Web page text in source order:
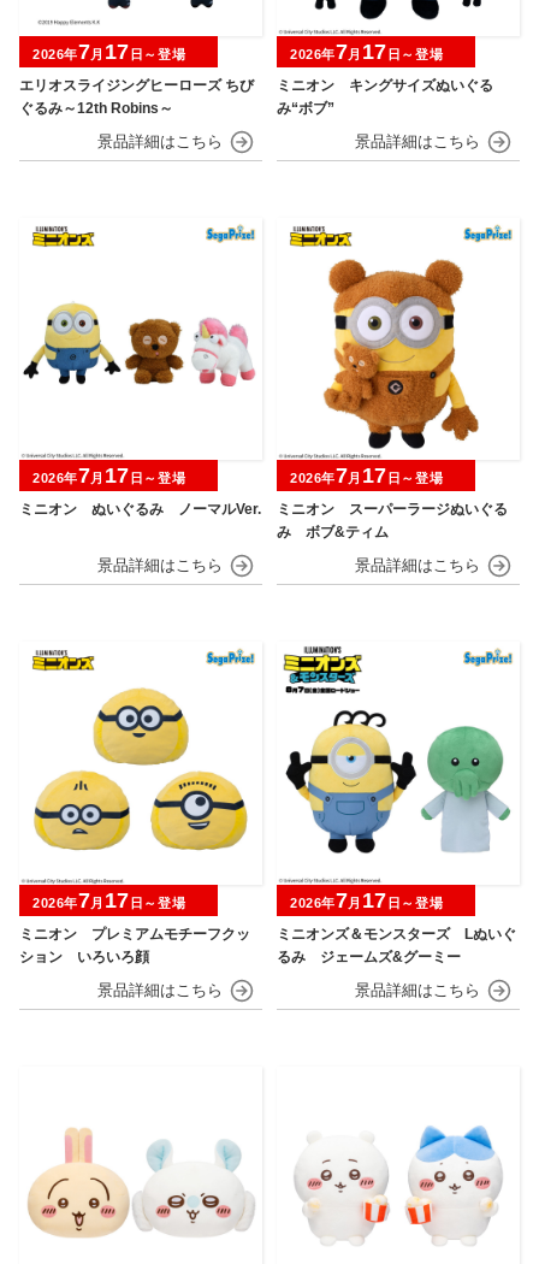
エリオスライジングヒーローズ ちび
ぐるみ～12th Robins～
2026年7月 17 日～登場
ミニオン キングサイズぬいぐる
み“ボブ”
2026年7月 17 日～登場
ミニオン ぬいぐるみ ノーマルVer.
2026年7月 17 日～登場
ミニオン スーパーラージぬいぐる
み ボブ&ティム
2026年7月 17 日～登場
ミニオン プレミアムモチーフクッ
ション いろいろ顔
2026年7月 17 日～登場
ミニオンズ＆モンスターズ Lぬいぐ
るみ ジェームズ&グーミー
2026年7月 17 日～登場